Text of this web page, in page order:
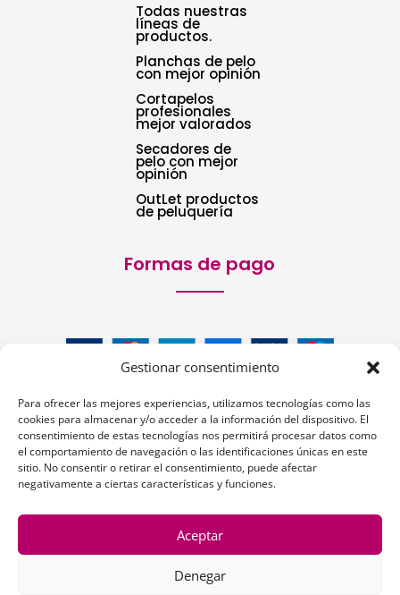
Gestionar consentimiento
Para ofrecer las mejores experiencias, utilizamos tecnologías como las
cookies para almacenar y/o acceder a la información del dispositivo. El
consentimiento de estas tecnologías nos permitirá procesar datos como
el comportamiento de navegación o las identificaciones únicas en este
sitio. No consentir o retirar el consentimiento, puede afectar
negativamente a ciertas características y funciones.
Aceptar
Denegar
Todas nuestras
líneas de
productos.
Planchas de pelo
con mejor opinión
Cortapelos
profesionales
mejor valorados
Secadores de
pelo con mejor
opinión
OutLet productos
de peluquería
Formas de pago
Siguenos: